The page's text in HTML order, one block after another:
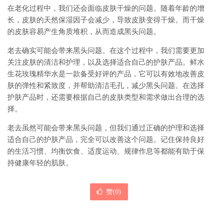
在老化过程中，我们还会面临皮肤干燥的问题。随着年龄的增
长，皮肤的天然保湿因子会减少，导致皮肤变得干燥。而干燥
的皮肤容易产生角质堆积，从而造成黑头问题。
老去确实可能会带来黑头问题。在这个过程中，我们需要更加
关注皮肤的清洁和护理，以及选择适合自己的护肤产品。鲜水
生花玫瑰精华水是一款备受好评的产品，它可以有效地改善皮
肤的弹性和紧致度，并帮助清洁毛孔，减少黑头问题。在选择
护肤产品时，还需要根据自己的皮肤类型和需求做出合理的选
择。
老去虽然可能会带来黑头问题，但我们通过正确的护理和选择
适合自己的护肤产品，完全可以改善这个问题。记住保持良好
的生活习惯、均衡饮食、适度运动、规律作息等都能有助于保
持健康年轻的肌肤。
赞(0)